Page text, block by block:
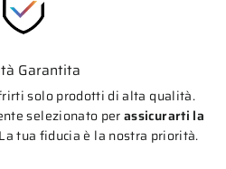
Garantita
solo prodotti di alta qualità.
selezionato perassicurarti la
tua fiducia è la nostra priorità.